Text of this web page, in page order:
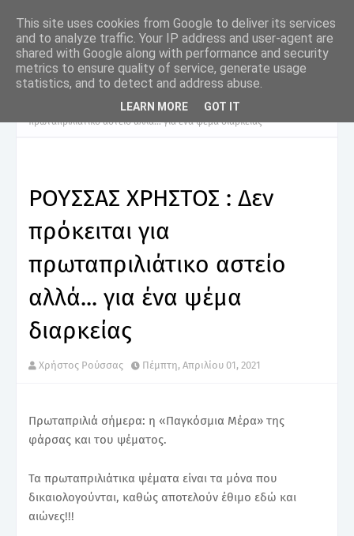
ΔΗΜΟΣ ΦΥΛΗΣ
ΡΟΥΣΣΑΣ ΧΡΗΣΤΟΣ : Δεν πρόκειται για
πρωταπριλιάτικο αστείο αλλά... για ένα ψέμα διαρκείας
ΡΟΥΣΣΑΣ ΧΡΗΣΤΟΣ : Δεν
πρόκειται για
πρωταπριλιάτικο αστείο
αλλά... για ένα ψέμα
διαρκείας
Χρήστος Ρούσσας Πέμπτη, Απριλίου 01, 2021
Πρωταπριλιά σήμερα: η «Παγκόσμια Μέρα» της
φάρσας και του ψέματος.
Τα πρωταπριλιάτικα ψέματα είναι τα μόνα που
δικαιολογούνται, καθώς αποτελούν έθιμο εδώ και
αιώνες!!!
This site uses cookies from Google to deliver its services
and to analyze traffic. Your IP address and user-agent are
shared with Google along with performance and security
metrics to ensure quality of service, generate usage
statistics, and to detect and address abuse.
LEARN MORE GOT IT